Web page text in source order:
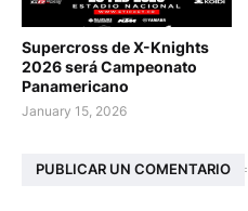
Supercross de X-Knights
2026 será Campeonato
Panamericano
January 15, 2026
PUBLICAR UN COMENTARIO